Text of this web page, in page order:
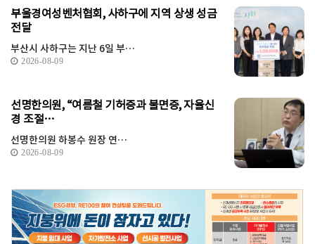
부울경여성벤처협회, 사하구에 지역 상생 성금
전달
부산시 사하구는 지난 6일 부…
2026-08-09
선명한의원, “여름철 기허증과 불면증, 자율신
경 조절…
선명한의원 하봉수 원장 연…
2026-08-09